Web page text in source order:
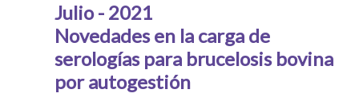
Julio - 2021
Novedades en la carga de
serologías para brucelosis bovina
por autogestión